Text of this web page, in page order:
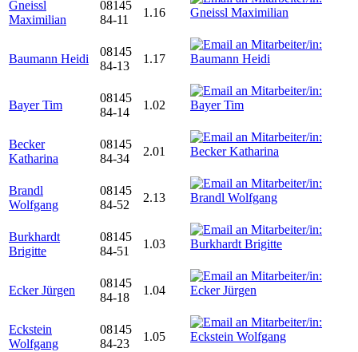
Gneissl
Maximilian
08145
84-11
1.16
Baumann Heidi
08145
84-13
1.17
Bayer Tim
08145
84-14
1.02
Becker
Katharina
08145
84-34
2.01
Brandl
Wolfgang
08145
84-52
2.13
Burkhardt
Brigitte
08145
84-51
1.03
Ecker Jürgen
08145
84-18
1.04
Eckstein
Wolfgang
08145
84-23
1.05